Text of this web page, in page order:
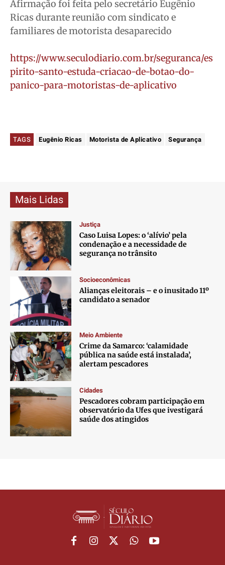
Afirmação foi feita pelo secretário Eugênio
Ricas durante reunião com sindicato e
familiares de motorista desaparecido
https://www.seculodiario.com.br/seguranca/es
pirito-santo-estuda-criacao-de-botao-do-
panico-para-motoristas-de-aplicativo
TAGS Eugênio Ricas Motorista de Aplicativo Segurança
Mais Lidas
Justiça
Caso Luisa Lopes: o ‘alívio’ pela
condenação e a necessidade de
segurança no trânsito
Socioeconômicas
Alianças eleitorais – e o inusitado 11º
candidato a senador
Meio Ambiente
Crime da Samarco: ‘calamidade
pública na saúde está instalada’,
alertam pescadores
Cidades
Pescadores cobram participação em
observatório da Ufes que ivestigará
saúde dos atingidos